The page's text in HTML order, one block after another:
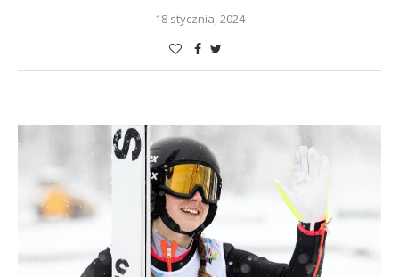
18 stycznia, 2024